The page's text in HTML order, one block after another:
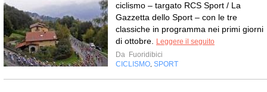
ciclismo – targato RCS Sport / La
Gazzetta dello Sport – con le tre
classiche in programma nei primi giorni
di ottobre.
Leggere il seguito
Da Fuoridibici
CICLISMO SPORT